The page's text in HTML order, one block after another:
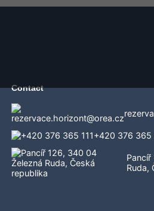
Contact
+420 376 365
Ruda,